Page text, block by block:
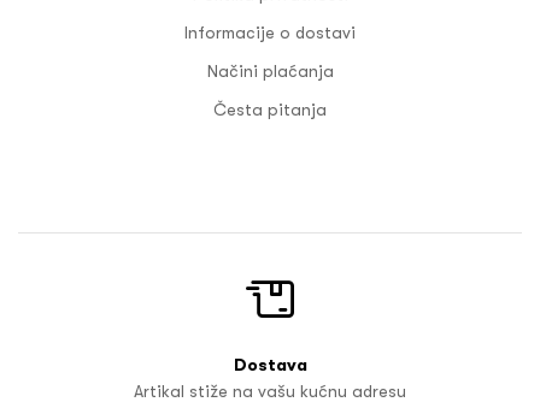
Informacije o dostavi
Načini plaćanja
Česta pitanja
Dostava
Artikal stiže na vašu kućnu adresu